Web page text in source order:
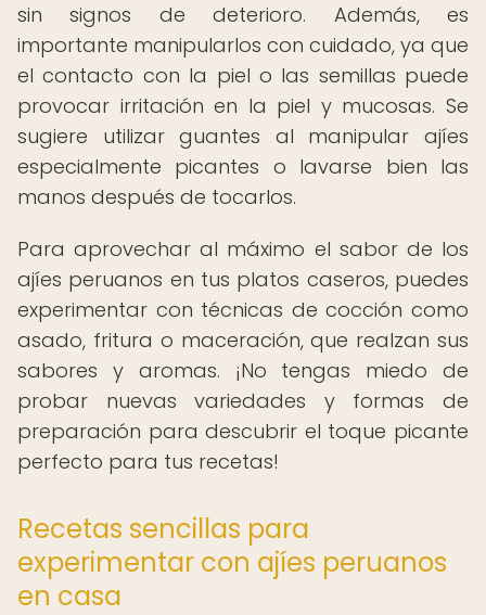
sin signos de deterioro. Además, es
importante manipularlos con cuidado, ya que
el contacto con la piel o las semillas puede
provocar irritación en la piel y mucosas. Se
sugiere utilizar guantes al manipular ajíes
especialmente picantes o lavarse bien las
manos después de tocarlos.
Para aprovechar al máximo el sabor de los
ajíes peruanos en tus platos caseros, puedes
experimentar con técnicas de cocción como
asado, fritura o maceración, que realzan sus
sabores y aromas. ¡No tengas miedo de
probar nuevas variedades y formas de
preparación para descubrir el toque picante
perfecto para tus recetas!
Recetas sencillas para
experimentar con ajíes peruanos
en casa